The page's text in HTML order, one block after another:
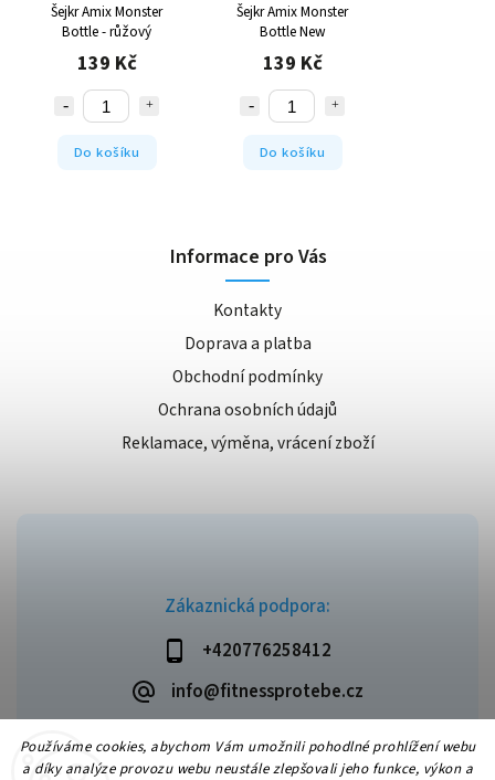
Používáme cookies, abychom Vám umožnili pohodlné prohlížení webu
a díky analýze provozu webu neustále zlepšovali jeho funkce, výkon a
Šejkr Amix Monster
Bottle - růžový
139 Kč
Do košíku
Šejkr Amix Monster
Bottle New
139 Kč
Do košíku
Zákaznická podpora:
+420776258412
info@fitnessprotebe.cz
Informace pro Vás
Kontakty
Doprava a platba
Obchodní podmínky
Ochrana osobních údajů
Reklamace, výměna, vrácení zboží